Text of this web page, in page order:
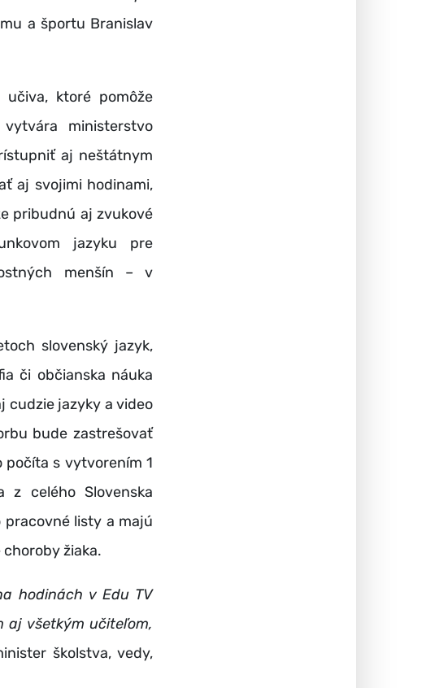
a športu Branislav
ktoré pomôže
ministerstvo
aj neštátnym
aj svojimi hodinami,
pribudnú aj zvukové
jazyku pre
menšín – v
slovenský jazyk,
či občianska náuka
cudzie jazyky a video
bude zastrešovať
počíta s vytvorením 1
celého Slovenska
listy a majú
žiaka.
hodinách v Edu TV
aj všetkým učiteľom,
školstva, vedy,